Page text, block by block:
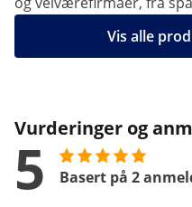
Vis alle
Vurderinger og
5 Basert på 2